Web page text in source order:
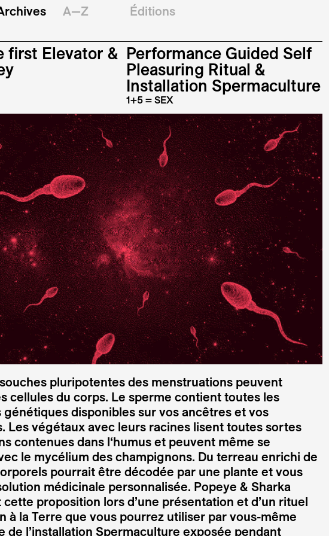
A—Z Éditions
first Elevator & Performance Guided Self
Pleasuring Ritual &
Installation Spermaculture
1+5 = SEX
pluripotentes des menstruations peuvent
cellules du corps. Le sperme contient toutes les
disponibles sur vos ancêtres et vos
Les végétaux avec leurs racines lisent toutes sortes
contenues dans l‘humus et peuvent même se
le mycélium des champignons. Du terreau enrichi de
pourrait être décodée par une plante et vous
médicinale personnalisée. Popeye & Sharka
proposition lors d’une présentation et d’un rituel
à la Terre que vous pourrez utiliser par vous-même
de l’installation Spermaculture exposée pendant